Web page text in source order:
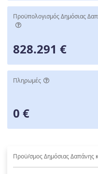
Προϋπολογισμός Δημόσιας
828.291 €
Πληρωμές
0 €
Προϋ/σμος Δημόσιας Δαπάνης